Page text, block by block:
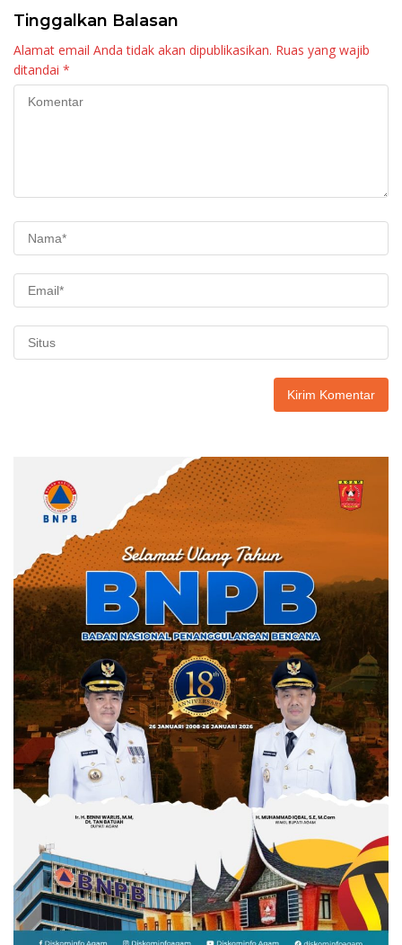
Tinggalkan Balasan
Alamat email Anda tidak akan dipublikasikan. Ruas yang wajib
ditandai *